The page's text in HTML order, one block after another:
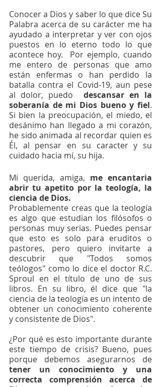
Conocer a Dios y saber lo que dice Su
Palabra acerca de su carácter me ha
ayudado a interpretar y ver con ojos
puestos en lo eterno todo lo que
acontece hoy.  Por ejemplo, cuando
me entero de personas que amo
están enfermas o han perdido la
batalla contra el Covid-19, aun pese
al dolor, puedo
descansar en la
soberanía de mi Dios bueno y fiel.
Si bien la preocupación, el miedo, el
desánimo han llegado a mi corazón,
he sido animada al recordar quien es
Él, al pensar en su caracter y su
cuidado hacia mí, su hija.
Mi querida, amiga, me encantaria
abrir tu apetito por la teología, la
ciencia de Dios.
Probablemente creas que la teología
es algo que estudian los filósofos o
personas muy serias. Puedes pensar
que esto es solo para eruditos o
pastores, pero quiero invitarte a
descubrir que "Todos somos
teólogos" como lo dice el doctor R.C.
Sproul en el título de uno de sus
libros. En su libro, él dice que "la
ciencia de la teología es un intento de
obtener un conocimiento coherente
y consistente de Dios".
¿Por qué es esto importante durante
este tiempo de crisis? Bueno, pues
porque debemos asegurarnos de
tener un conocimiento y una
correcta comprensión acerca de